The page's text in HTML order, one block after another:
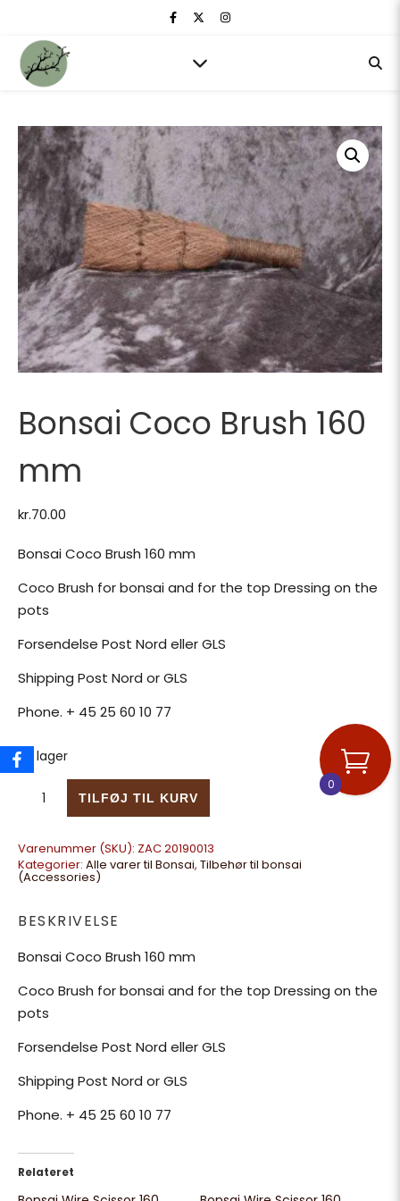
Bonsai Coco Brush 160
mm
kr.70.00
Bonsai Coco Brush 160 mm
Coco Brush for bonsai and for the top Dressing on the
pots
Forsendelse Post Nord eller GLS
Shipping Post Nord or GLS
Phone. + 45 25 60 10 77
På lager
TILFØJ TIL KURV
Varenummer (SKU): ZAC 20190013
Kategorier: Alle varer til Bonsai, Tilbehør til bonsai
(Accessories)
BESKRIVELSE
Bonsai Coco Brush 160 mm
Coco Brush for bonsai and for the top Dressing on the
pots
Forsendelse Post Nord eller GLS
Shipping Post Nord or GLS
Phone. + 45 25 60 10 77
Relateret
0